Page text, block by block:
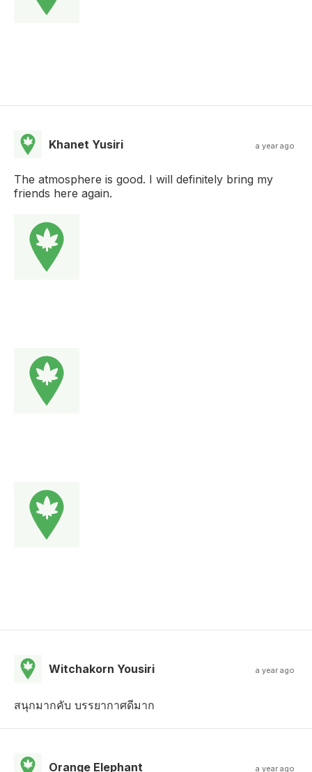
Khanet Yusiri a year ago
The atmosphere is good. I will definitely bring my
friends here again.
Witchakorn Yousiri a year ago
สนุกมากคับ บรรยากาศดีมาก
Orange Elephant a year ago